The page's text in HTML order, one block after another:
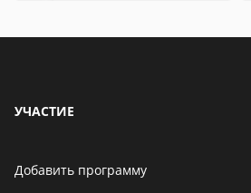
УЧАСТИЕ
Добавить программу